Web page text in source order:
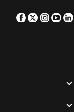
Facebook
Twitter